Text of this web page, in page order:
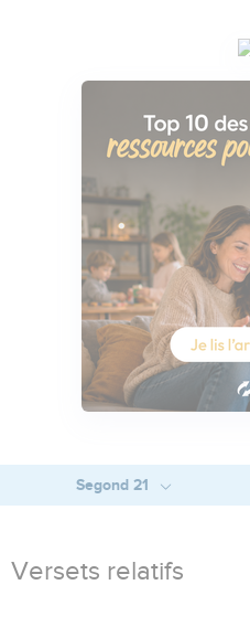
Segond 21
Versets relatifs